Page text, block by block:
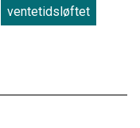
ventetidsløftet